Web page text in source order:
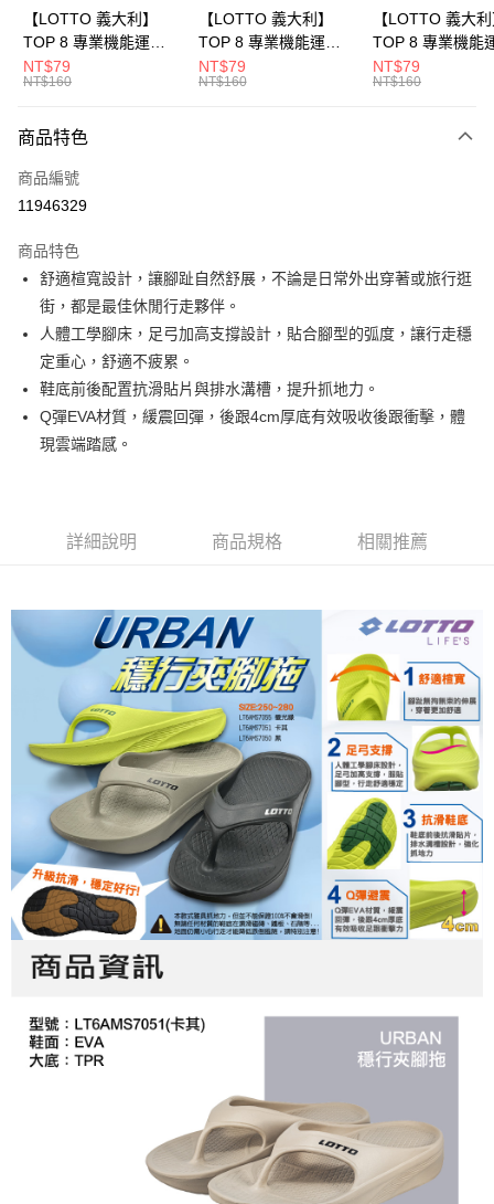
ATM付款
付款後全家取貨
每筆NT$80，滿NT$1,500(含以上)免運費
付款後萊爾富取貨
每筆NT$80，滿NT$3,000(含以上)免運費
付款後7-11取貨
每筆NT$80，滿NT$1,500(含以上)免運費
宅配
每筆NT$80，滿NT$1,000(含以上)免運費
【LOTTO 義大利】
TOP 8 專業機能運動
襪-加大款(灰藍-
LT9CMW8308)
NT$79
NT$160
【LOTTO 義大利】
TOP 8 專業機能運動
襪-加大款(白/黑-
LT9CMW8309)
NT$79
NT$160
【LOTTO 義大
TOP 8 專業機能
襪-加大款(黑/白-
LT9CMW8300)
NT$79
NT$160
商品特色
商品編號
11946329
商品特色
舒適楦寬設計，讓腳趾自然舒展，不論是日常外出穿著或旅行逛
街，都是最佳休閒行走夥伴。
人體工學腳床，足弓加高支撐設計，貼合腳型的弧度，讓行走穩
定重心，舒適不疲累。
鞋底前後配置抗滑貼片與排水溝槽，提升抓地力。
Q彈EVA材質，緩震回彈，後跟4cm厚底有效吸收後跟衝擊，體
現雲端踏感。
詳細說明 商品規格 相關推薦